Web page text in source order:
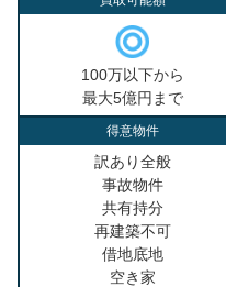
100万以下から
最大5億円まで
得意物件
訳あり全般
事故物件
共有持分
再建築不可
借地底地
空き家